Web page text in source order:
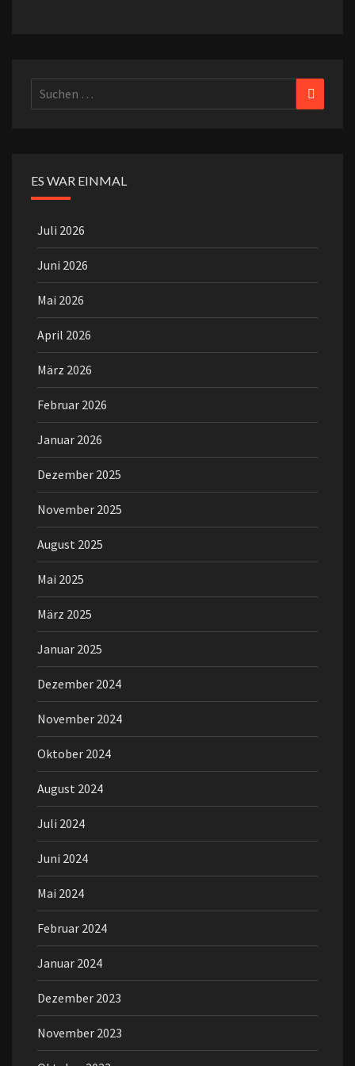
Suchen
nach:
Suchen
ES WAR EINMAL
Juli 2026
Juni 2026
Mai 2026
April 2026
März 2026
Februar 2026
Januar 2026
Dezember 2025
November 2025
August 2025
Mai 2025
März 2025
Januar 2025
Dezember 2024
November 2024
Oktober 2024
August 2024
Juli 2024
Juni 2024
Mai 2024
Februar 2024
Januar 2024
Dezember 2023
November 2023